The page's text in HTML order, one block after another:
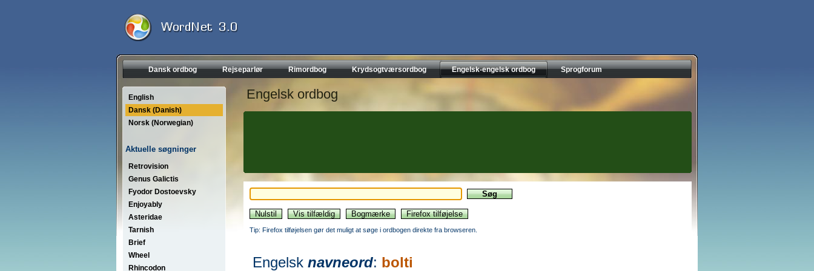
Dansk ordbog Rejseparlør Rimordbog Krydsogtværsordbog Engelsk-engelsk ordbog Sprogforum
English
Dansk (Danish)
Norsk (Norwegian)
Aktuelle søgninger
Retrovision
Genus Galictis
Fyodor Dostoevsky
Enjoyably
Asteridae
Tarnish
Brief
Wheel
Rhincodon
Engelsk ordbog
Tip: Firefox tilføjelsen gør det muligt at søge i ordbogen direkte fra browseren.
Engelsk navneord: bolti